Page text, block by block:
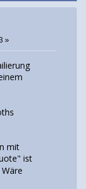
»
mit
ist
Wäre